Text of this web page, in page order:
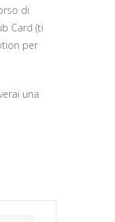
di
Card (ti
per
una